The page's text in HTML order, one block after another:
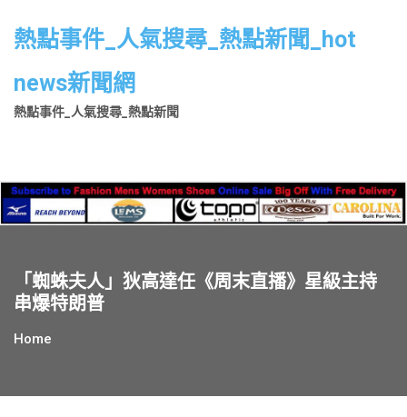
熱點事件_人氣搜尋_熱點新聞_hot
news新聞網
熱點事件_人氣搜尋_熱點新聞
「蜘蛛夫人」狄高達任《周末直播》星級主持
串爆特朗普
Home